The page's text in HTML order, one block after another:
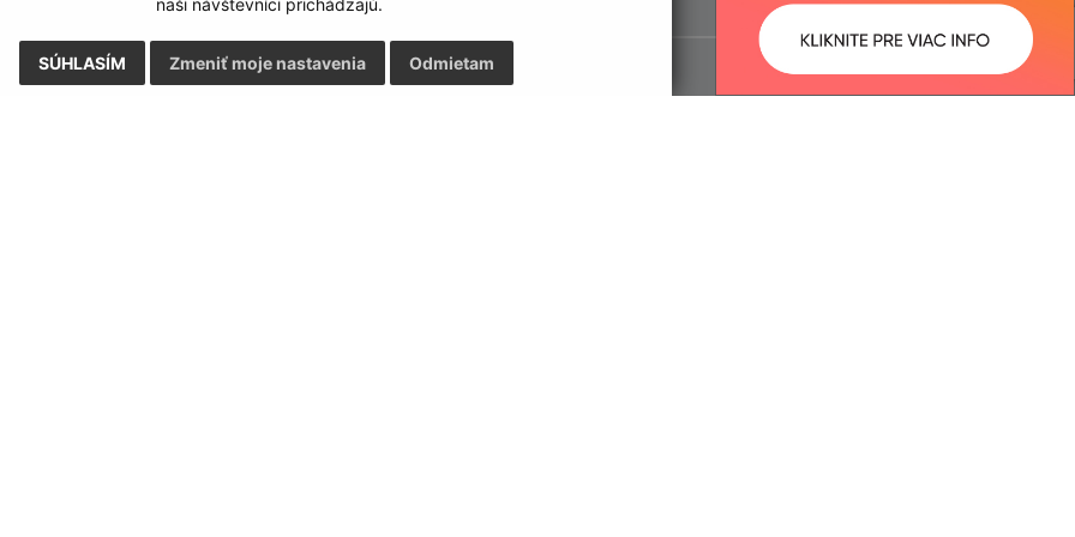
naši návštevníci prichádzajú.
SÚHLASÍM Odmietam
Zmeniť moje nastavenia